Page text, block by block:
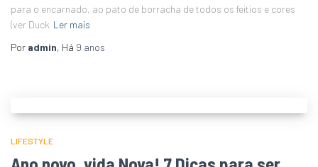
para o encarnado, ao pato de borracha de todos os feitios e cores
(ver Duck Ler mais
Por admin, Há 9 anos
LIFESTYLE